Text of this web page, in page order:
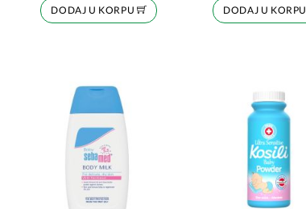
DODAJ U KORPU DODAJ U KORPU